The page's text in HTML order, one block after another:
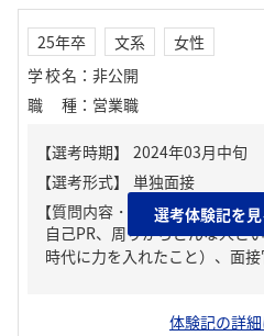
25年卒 文系
女性
学校名 ： 非公開
職種 ： 営業職
【質問内容・課題】
自己PR、周りからどんな人と
時代に力を入れたこと）、面
選考体験記を見
体験記の詳